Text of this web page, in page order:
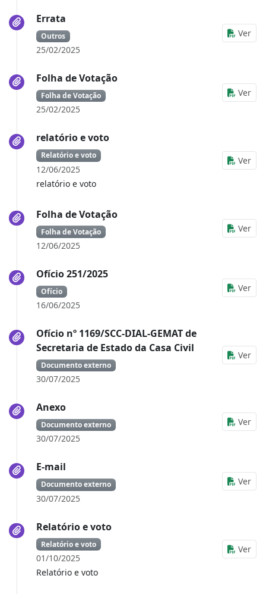
Errata
Outros
25/02/2025
Ver
Folha de Votação
Folha de Votação
25/02/2025
Ver
relatório e voto
Relatório e voto
12/06/2025
relatório e voto
Ver
Folha de Votação
Folha de Votação
12/06/2025
Ver
Ofício 251/2025
Ofício
16/06/2025
Ver
Ofício nº 1169/SCC-DIAL-GEMAT de
Secretaria de Estado da Casa Civil
Documento externo
30/07/2025
Ver
Anexo
Documento externo
30/07/2025
Ver
E-mail
Documento externo
30/07/2025
Ver
Relatório e voto
Relatório e voto
01/10/2025
Relatório e voto
Ver